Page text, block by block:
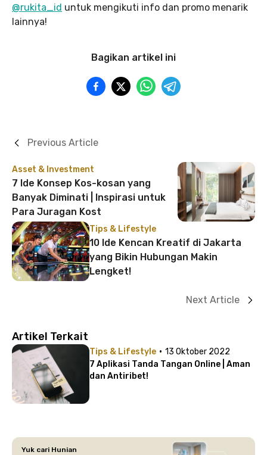
@rukita_id untuk mengikuti info dan promo menarik
lainnya!
Bagikan artikel ini
Asset & Investment
7 Ide Konsep Kos-kosan yang
Banyak Diminati | Inspirasi untuk
Para Juragan Kost
Previous Article
Tips & Lifestyle
10 Ide Kencan Kreatif di Jakarta
yang Bikin Hubungan Makin
Lengket!
Next Article
Artikel Terkait
Tips & Lifestyle · 13 Oktober 2022
7 Aplikasi Tanda Tangan Online | Aman
dan Antiribet!
Yuk cari Hunian